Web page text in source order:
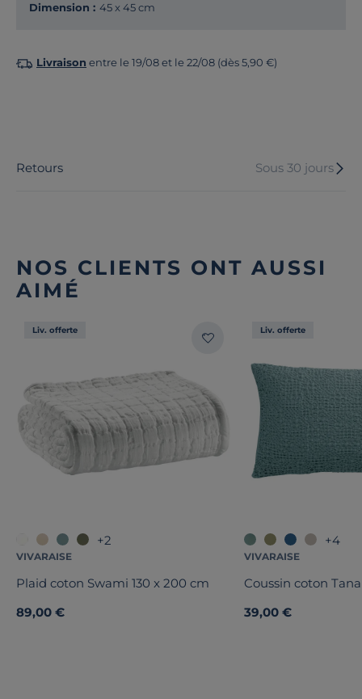
Dimension : 45 x 45 cm
Livraison entre le 19/08 et le 22/08 (dès 5,90 €)
Retours Sous 30 jours
NOS CLIENTS ONT AUSSI
AIMÉ
Liv. offerte
+2
VIVARAISE
Plaid coton Swami 130 x 200 cm
89,00 €
Liv. offerte
+4
VIVARAISE
Coussin coton
39,00 €